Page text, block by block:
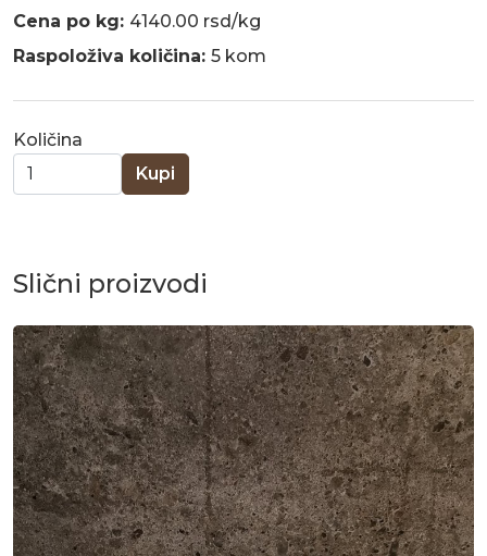
Cena po kg: 4140.00 rsd/kg
Raspoloživa količina: 5 kom
Količina
Kupi
Slični proizvodi